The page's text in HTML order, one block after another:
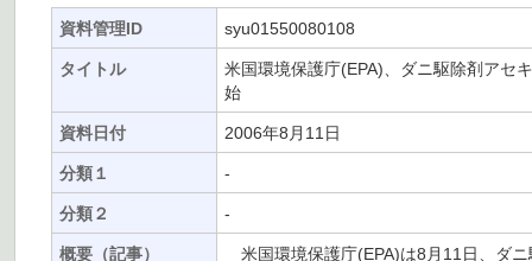
資料管理ID syu01550080108
タイトル
米国環境保護庁(EPA)、ダニ駆除剤アセ
始
資料日付 2006年8月11日
分類１ -
分類２ -
概要（記事）
米国環境保護庁(EPA)は8月11日、ダ